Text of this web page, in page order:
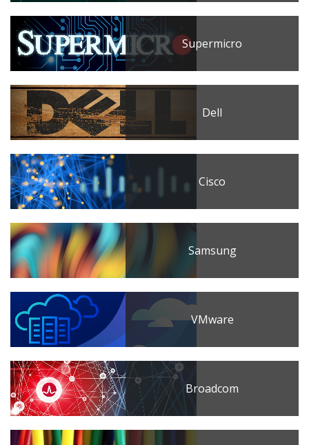
Supermicro
Dell
Cisco
Samsung
VMware
Broadcom